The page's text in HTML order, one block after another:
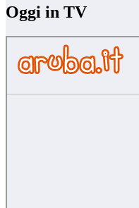
Oggi in TV